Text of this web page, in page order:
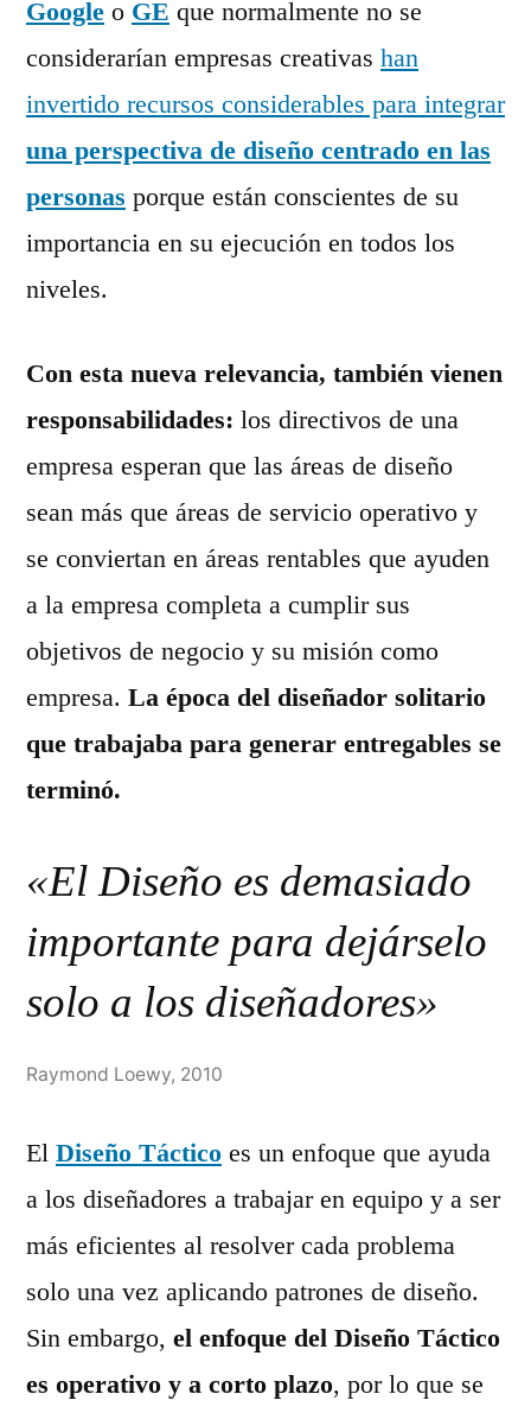
Google o GE que normalmente no se
considerarían empresas creativas han
invertido recursos considerables para integrar
una perspectiva de diseño centrado en las
personas porque están conscientes de su
importancia en su ejecución en todos los
niveles.
Con esta nueva relevancia, también vienen
responsabilidades: los directivos de una
empresa esperan que las áreas de diseño
sean más que áreas de servicio operativo y
se conviertan en áreas rentables que ayuden
a la empresa completa a cumplir sus
objetivos de negocio y su misión como
empresa. La época del diseñador solitario
que trabajaba para generar entregables se
terminó.
«El Diseño es demasiado
importante para dejárselo
solo a los diseñadores»
Raymond Loewy, 2010
El Diseño Táctico es un enfoque que ayuda
a los diseñadores a trabajar en equipo y a ser
más eficientes al resolver cada problema
solo una vez aplicando patrones de diseño.
Sin embargo, el enfoque del Diseño Táctico
es operativo y a corto plazo, por lo que se